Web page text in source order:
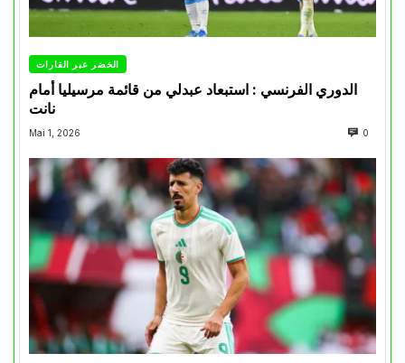
الخضر عبر القارات
الدوري الفرنسي : استبعاد عبدلي من قائمة مرسيليا أمام
نانت
Mai 1, 2026 0